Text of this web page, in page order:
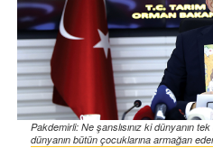
Pakdemirli: Ne şanslısınız ki dünyanın
dünyanın bütün çocuklarına armağan